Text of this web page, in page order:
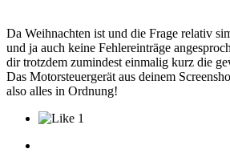
Da Weihnachten ist und die Frage relativ
und ja auch keine Fehlereinträge
dir trotzdem zumindest einmalig kurz die
Das Motorsteuergerät aus deinem
also alles in Ordnung!
1